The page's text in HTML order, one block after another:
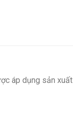
áp dụng sản xuất